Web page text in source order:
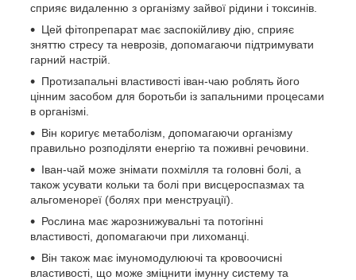
сприяє видаленню з організму зайвої рідини і токсинів.
Цей фітопрепарат має заспокійливу дію, сприяє
зняттю стресу та неврозів, допомагаючи підтримувати
гарний настрій.
Протизапальні властивості іван-чаю роблять його
цінним засобом для боротьби із запальними процесами
в організмі.
Він коригує метаболізм, допомагаючи організму
правильно розподіляти енергію та поживні речовини.
Іван-чай може знімати похмілля та головні болі, а
також усувати кольки та болі при висцероспазмах та
альгоменореї (болях при менструації).
Рослина має жарознижувальні та потогінні
властивості, допомагаючи при лихоманці.
Він також має імуномодулюючі та кровоочисні
властивості, що може зміцнити імунну систему та